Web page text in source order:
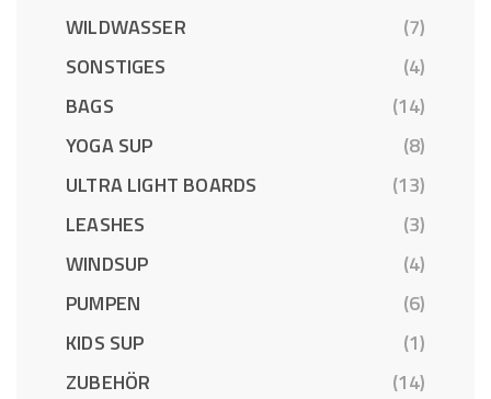
WILDWASSER
(7)
SONSTIGES
(4)
BAGS
(14)
YOGA SUP
(8)
ULTRA LIGHT BOARDS
(13)
LEASHES
(3)
WINDSUP
(4)
PUMPEN
(6)
KIDS SUP
(1)
ZUBEHÖR
(14)